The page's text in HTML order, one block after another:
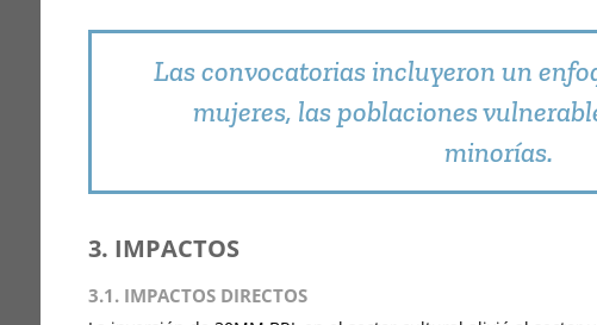
Las convocatorias incluyeron un
mujeres, las poblaciones
minorías.
3. IMPACTOS
3.1. IMPACTOS DIRECTOS